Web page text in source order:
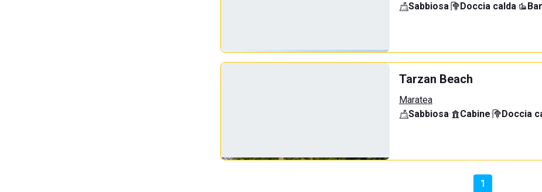
Sabbiosa· Doccia calda· Bar
Tarzan Beach
Maratea
Sabbiosa· Cabine· Doccia
1